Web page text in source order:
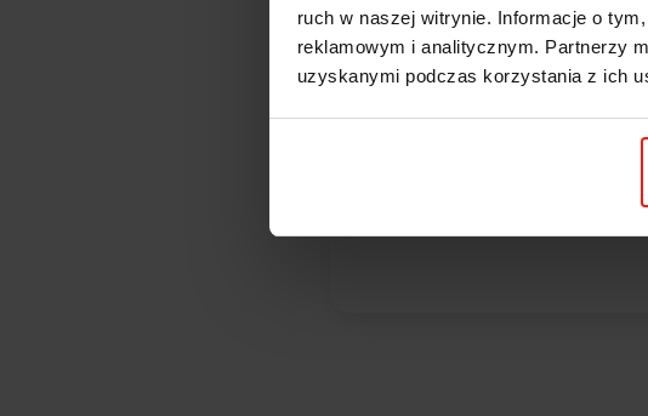
ruch w naszej witrynie. Informacje o
reklamowym i analitycznym. Partnerzy
uzyskanymi podczas korzystania z ich
4.9